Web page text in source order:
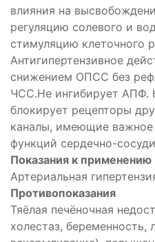
влияния на
регуляцию солевого и
стимуляцию клеточного
Антигипертензивное
снижением ОПСС без
ЧСС.Не ингибирует АПФ.
блокирует рецепторы
каналы, имеющие важное
функций сердечно-
Показания к применению
Артериальная
Противопоказания
Тяёлая печёночная
холестаз, беременность,